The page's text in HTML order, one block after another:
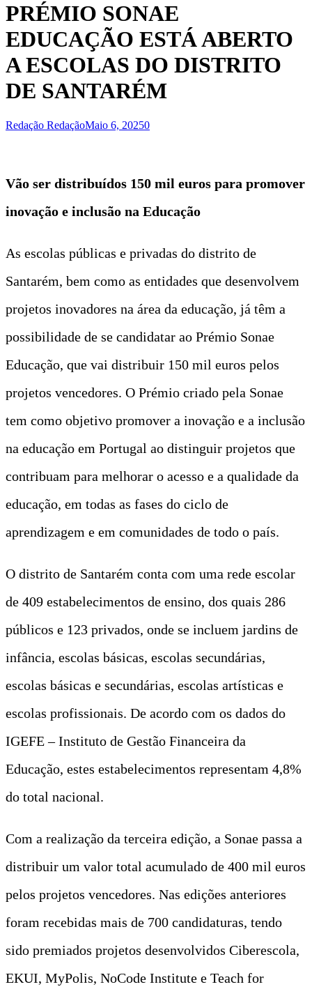
PRÉMIO SONAE
EDUCAÇÃO ESTÁ ABERTO
A ESCOLAS DO DISTRITO
DE SANTARÉM
Redação RedaçãoMaio 6, 20250
Vão ser distribuídos 150 mil euros para promover
inovação e inclusão na Educação
As escolas públicas e privadas do distrito de
Santarém, bem como as entidades que desenvolvem
projetos inovadores na área da educação, já têm a
possibilidade de se candidatar ao Prémio Sonae
Educação, que vai distribuir 150 mil euros pelos
projetos vencedores. O Prémio criado pela Sonae
tem como objetivo promover a inovação e a inclusão
na educação em Portugal ao distinguir projetos que
contribuam para melhorar o acesso e a qualidade da
educação, em todas as fases do ciclo de
aprendizagem e em comunidades de todo o país.
O distrito de Santarém conta com uma rede escolar
de 409 estabelecimentos de ensino, dos quais 286
públicos e 123 privados, onde se incluem jardins de
infância, escolas básicas, escolas secundárias,
escolas básicas e secundárias, escolas artísticas e
escolas profissionais. De acordo com os dados do
IGEFE – Instituto de Gestão Financeira da
Educação, estes estabelecimentos representam 4,8%
do total nacional.
Com a realização da terceira edição, a Sonae passa a
distribuir um valor total acumulado de 400 mil euros
pelos projetos vencedores. Nas edições anteriores
foram recebidas mais de 700 candidaturas, tendo
sido premiados projetos desenvolvidos Ciberescola,
EKUI, MyPolis, NoCode Institute e Teach for